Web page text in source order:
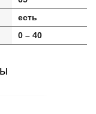
есть
0 – 40